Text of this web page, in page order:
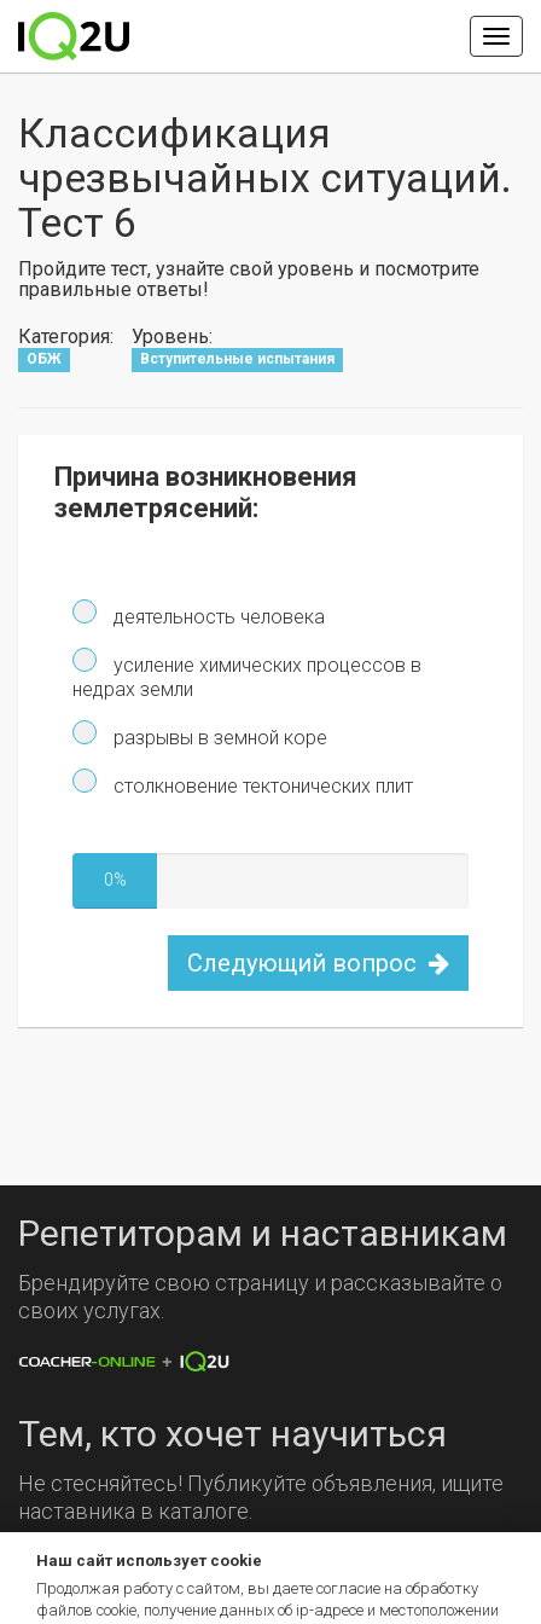
Классификация
чрезвычайных ситуаций.
Тест 6
Пройдите тест, узнайте свой уровень и посмотрите
правильные ответы!
Категория:
ОБЖ
Уровень:
Вступительные испытания
Причина возникновения
землетрясений:
деятельность человека
усиление химических процессов в
недрах земли
разрывы в земной коре
столкновение тектонических плит
0%
Следующий вопрос
Репетиторам и наставникам
Брендируйте свою страницу и рассказывайте о
своих услугах.
Тем, кто хочет научиться
Не стесняйтесь! Публикуйте объявления, ищите
наставника в каталоге.
Мы на связи!
Наш сайт использует cookie
Продолжая работу с сайтом, вы даете согласие на обработку
файлов cookie, получение данных об ip-адресе и местоположении